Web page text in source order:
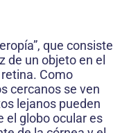
que consiste
de un objeto en el
Como
cercanos se ven
lejanos pueden
el globo ocular es